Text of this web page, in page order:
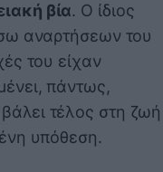
βία. Ο ίδιος
αναρτήσεων του
του είχαν
πάντως,
τέλος στη ζωή
υπόθεση.